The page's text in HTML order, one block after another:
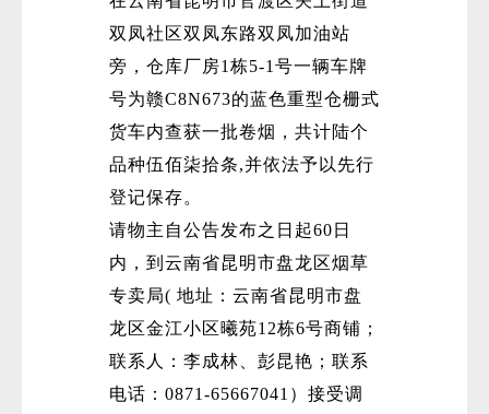
双凤社区双凤东路双凤加油站
旁，仓库厂房1栋5-1号一辆车牌
号为赣C8N673的蓝色重型仓栅式
货车内查获一批卷烟，共计陆个
品种伍佰柒拾条,并依法予以先行
登记保存。
请物主自公告发布之日起60日
内，到云南省昆明市盘龙区烟草
专卖局( 地址：云南省昆明市盘
龙区金江小区曦苑12栋6号商铺；
联系人：李成林、彭昆艳；联系
电话：0871-65667041）接受调